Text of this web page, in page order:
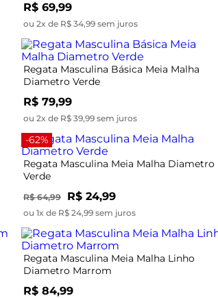
R$ 69,99
ou 2x de R$ 34,99 sem juros
Regata Masculina Básica Meia Malha
Diametro Verde
R$ 79,99
ou 2x de R$ 39,99 sem juros
-62%
Regata Masculina Meia Malha Diametro
Verde
R$ 64,99 R$ 24,99
ou 1x de R$ 24,99 sem juros
Regata Masculina Meia Malha Linho
Diametro Marrom
R$ 84,99